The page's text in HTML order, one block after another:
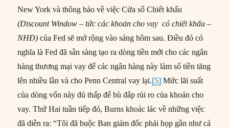
New York và thông báo về việc Cửa sổ Chiết khấu
(Discount Window – tức các khoản cho vay có chiết khấu –
NHĐ) của Fed sẽ mở rộng vào sáng hôm sau. Điều đó có
nghĩa là Fed đã sẵn sàng tạo ra dòng tiền mới cho các ngân
hàng thương mại vay để các ngân hàng này làm số tiền tăng
lên nhiều lần và cho Penn Central vay lại.[5] Mức lãi suất
của dòng vốn này đủ thấp để bù đắp rủi ro của khoản cho
vay. Thứ Hai tuần tiếp đó, Burns khoác lác về những việc
đã diễn ra: “Tôi đã buộc Ban giám đốc phải họp gần như cả